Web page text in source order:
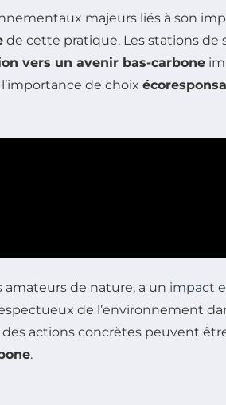
majeurs liés à son
de cette pratique. Les stations
vers un avenir bas-carbone
de choix
de nature, a un impact
de l’environnement
actions concrètes peuvent
.